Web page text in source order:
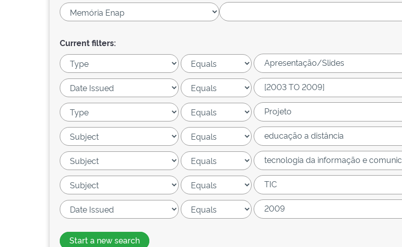
Current filters:
Start a new search